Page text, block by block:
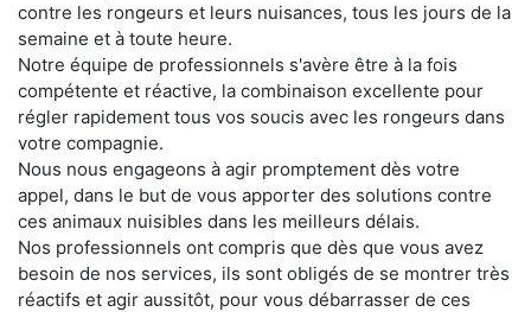
contre les rongeurs et leurs nuisances, tous les jours de la
semaine et à toute heure.
Notre équipe de professionnels s'avère être à la fois
compétente et réactive, la combinaison excellente pour
régler rapidement tous vos soucis avec les rongeurs dans
votre compagnie.
Nous nous engageons à agir promptement dès votre
appel, dans le but de vous apporter des solutions contre
ces animaux nuisibles dans les meilleurs délais.
Nos professionnels ont compris que dès que vous avez
besoin de nos services, ils sont obligés de se montrer très
réactifs et agir aussitôt, pour vous débarrasser de ces